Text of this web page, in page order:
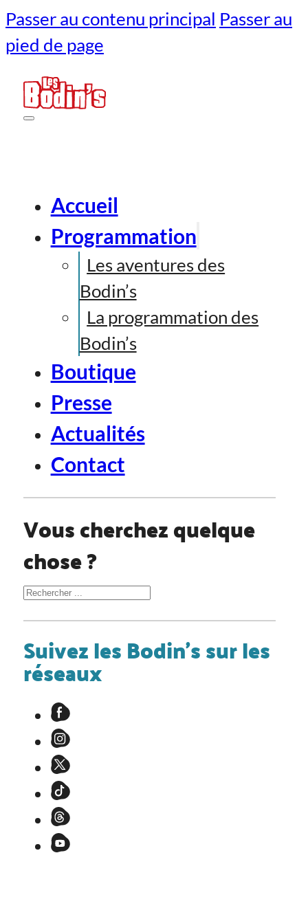
Passer au contenu principal Passer au
pied de page
Accueil
Programmation
Les aventures des
Bodin’s
La programmation des
Bodin’s
Boutique
Presse
Actualités
Contact
Vous cherchez quelque
chose ?
Rechercher
Suivez les Bodin's sur les
réseaux